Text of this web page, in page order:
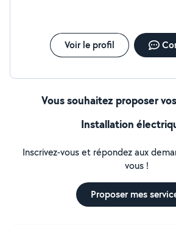
Voir le profil
Vous souhaitez proposer
Installation
Inscrivez-vous et répondez aux
vous !
Proposer mes